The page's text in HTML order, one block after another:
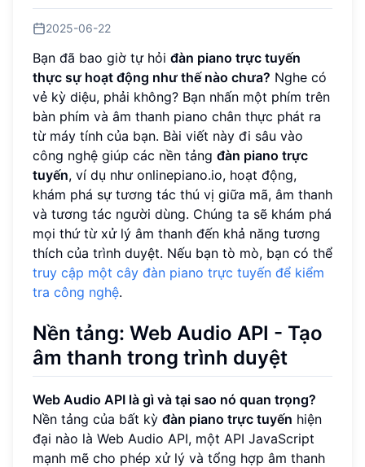
2025-06-22
Bạn đã bao giờ tự hỏi đàn piano trực tuyến
thực sự hoạt động như thế nào chưa? Nghe có
vẻ kỳ diệu, phải không? Bạn nhấn một phím trên
bàn phím và âm thanh piano chân thực phát ra
từ máy tính của bạn. Bài viết này đi sâu vào
công nghệ giúp các nền tảng đàn piano trực
tuyến, ví dụ như onlinepiano.io, hoạt động,
khám phá sự tương tác thú vị giữa mã, âm thanh
và tương tác người dùng. Chúng ta sẽ khám phá
mọi thứ từ xử lý âm thanh đến khả năng tương
thích của trình duyệt. Nếu bạn tò mò, bạn có thể
truy cập một cây đàn piano trực tuyến để kiểm
tra công nghệ.
Nền tảng: Web Audio API - Tạo
âm thanh trong trình duyệt
Web Audio API là gì và tại sao nó quan trọng?
Nền tảng của bất kỳ đàn piano trực tuyến hiện
đại nào là Web Audio API, một API JavaScript
mạnh mẽ cho phép xử lý và tổng hợp âm thanh